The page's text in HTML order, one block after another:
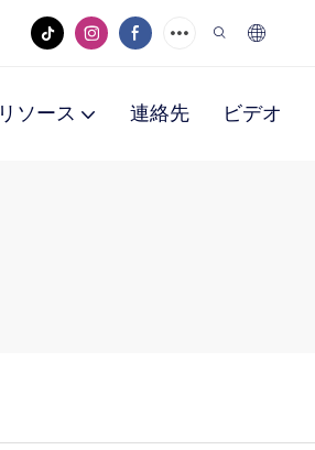
リソース 連絡先 ビデオ